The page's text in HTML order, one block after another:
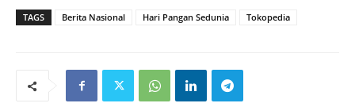
TAGS Berita Nasional Hari Pangan Sedunia Tokopedia